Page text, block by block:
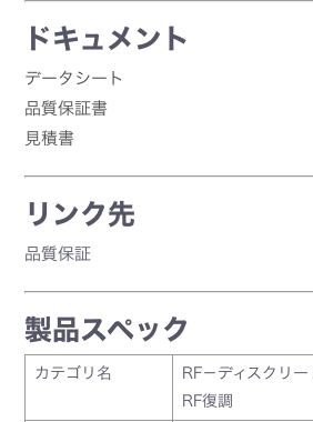
ドキュメント
データシート
品質保証書
見積書
リンク先
品質保証
製品スペック
カテゴリ名
RF－ディスクリ
RF復調